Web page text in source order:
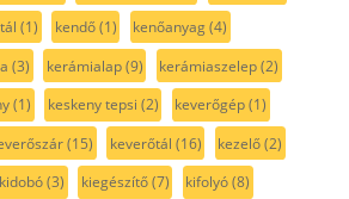
(1) kendő(1) kenőanyag(4)
(3) kerámialap(9) kerámiaszelep(2)
(1) keskeny tepsi (2) keverőgép(1)
(15) keverőtál (16) kezelő(2)
kidobó(3) kiegészítő(7) kifolyó(8)